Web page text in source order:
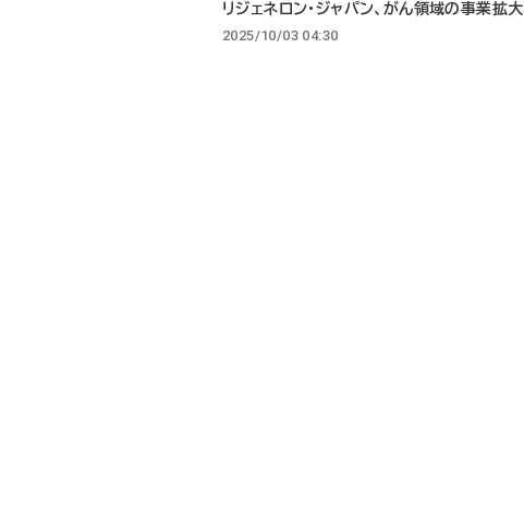
リジェネロン・ジャパン、がん領域の事業拡
2025/10/03 04:30